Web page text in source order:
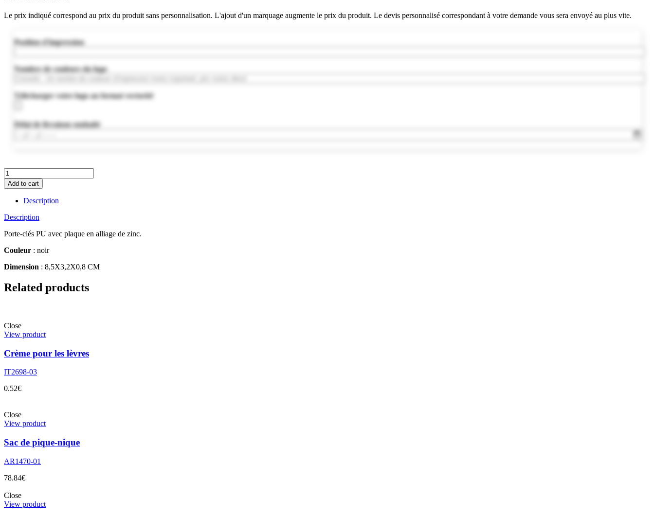
Le prix indiqué correspond au prix du produit sans personnalisation. L'ajout d'un marquage augmente le prix du produit. Le devis personnalisé correspondant à votre demande vous sera envoyé au plus vite.
Position d'impression
Nombre de couleurs du logo
Télécharger votre logo au format vectoriel
Délai de livraison souhaité
KC6788-
03
quantity
Add to cart
Description
Description
Porte-clés PU avec plaque en alliage de zinc.
Couleur : noir
Dimension : 8,5X3,2X0,8 CM
Related products
Close
View product
Crème pour les lèvres
IT2698-03
0.52€
Close
View product
Sac de pique-nique
AR1470-01
78.84€
Close
View product